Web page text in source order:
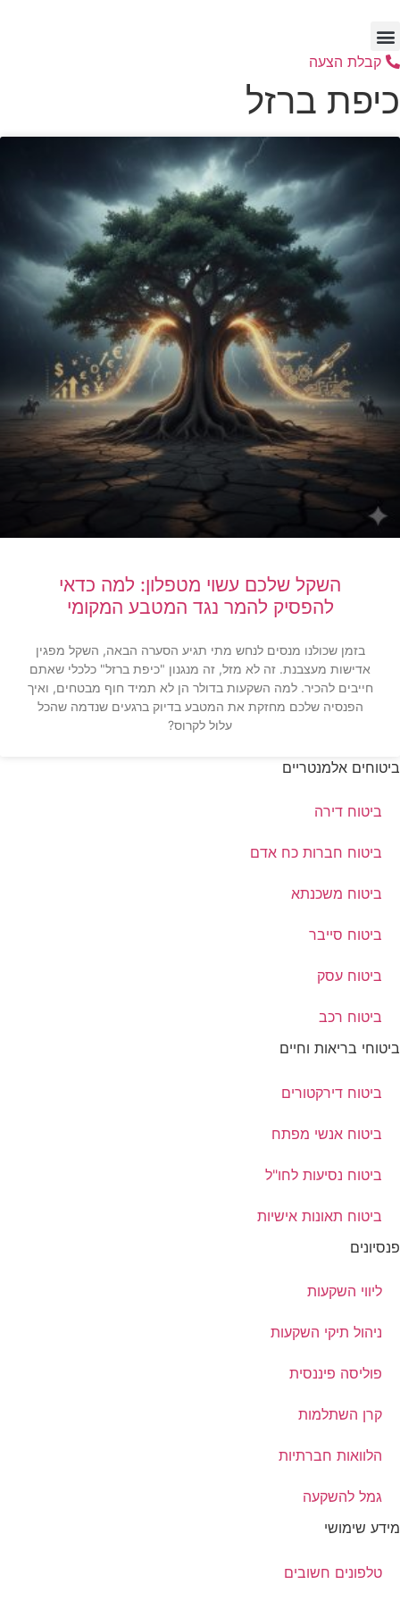
לתוכן
קבלת הצעה
כיפת ברזל
השקל שלכם עשוי מטפלון: למה כדאי
להפסיק להמר נגד המטבע המקומי
בזמן שכולנו מנסים לנחש מתי תגיע הסערה הבאה, השקל מפגין
אדישות מעצבנת. זה לא מזל, זה מנגנון "כיפת ברזל" כלכלי שאתם
חייבים להכיר. למה השקעות בדולר הן לא תמיד חוף מבטחים, ואיך
הפנסיה שלכם מחזקת את המטבע בדיוק ברגעים שנדמה שהכל
עלול לקרוס?
ביטוחים אלמנטריים
ביטוח דירה
ביטוח חברות כח אדם
ביטוח משכנתא
ביטוח סייבר
ביטוח עסק
ביטוח רכב
ביטוחי בריאות וחיים
ביטוח דירקטורים
ביטוח אנשי מפתח
ביטוח נסיעות לחו"ל
ביטוח תאונות אישיות
פנסיונים
ליווי השקעות
ניהול תיקי השקעות
פוליסה פיננסית
קרן השתלמות
הלוואות חברתיות
גמל להשקעה
מידע שימושי
טלפונים חשובים